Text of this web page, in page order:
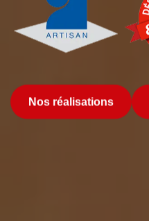
Nos réalisations